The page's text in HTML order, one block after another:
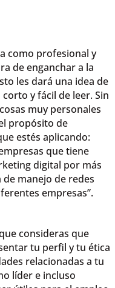
como profesional y
de enganchar a la
les dará una idea de
y fácil de leer. Sin
muy personales
propósito de
estés aplicando:
que tiene
digital por más
de manejo de redes
empresas”.
consideras que
tu perfil y tu ética
relacionadas a tu
líder e incluso